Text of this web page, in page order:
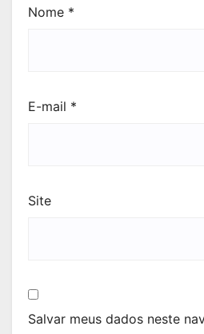
Nome *
E-mail *
Site
Salvar meus dados neste